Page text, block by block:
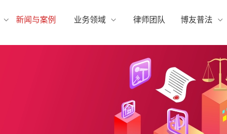
新闻与案例 业务领域 律师团队 博友普法